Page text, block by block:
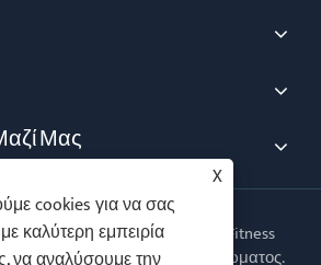
Μας
© 2026 Qingdao Yingruis Fitness
Με την επιφύλαξη παντός δικαιώματος.
X
cookies για να σας
καλύτερη εμπειρία